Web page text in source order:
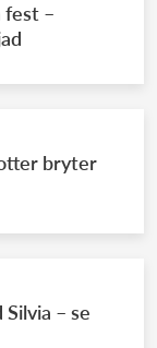
fest –
bryter
– se